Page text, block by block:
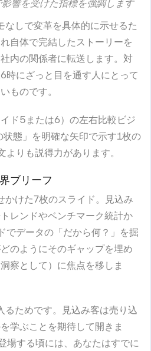
響を受けた指標を強調します
なしで変革を具体的に示せるた
自体で完結したストーリーを
内の関係者に転送します。対
時にざっと目を通す人にとって
ものです。
ド5または6）の左右比較ビジ
態」を明確な矢印で示す1枚の
りも説得力があります。
ブリーフ
かけた7枚のスライド。見込み
レンドやベンチマーク統計か
でデータの「だから何？」を掘
のようにそのギャップを埋め
察として）に焦点を移しま
るためです。見込み客は売り込
学ぶことを期待して開きま
場する頃には、あなたはすでに